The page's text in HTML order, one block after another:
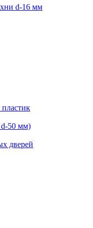
d-16 мм
d-50 мм)
дверей